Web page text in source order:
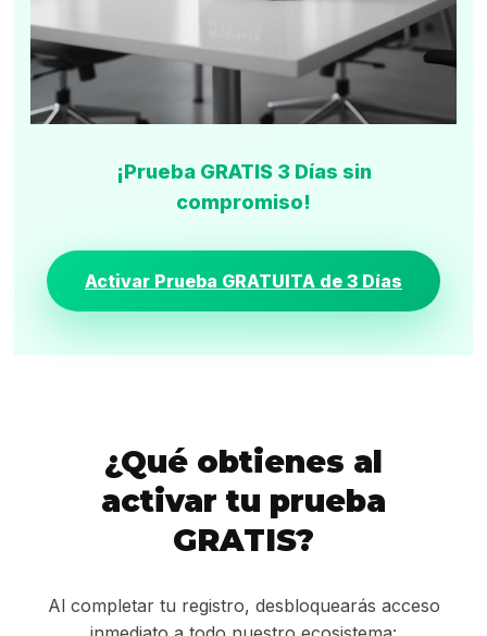
¡Prueba GRATIS 3 Días sin
compromiso!
Activar Prueba GRATUITA de 3 Días
¿Qué obtienes al
activar tu prueba
GRATIS?
Al completar tu registro, desbloquearás acceso